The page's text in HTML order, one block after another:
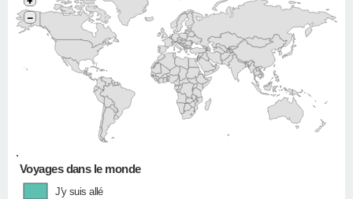
•
−
Voyages dans le monde
J'y suis allé